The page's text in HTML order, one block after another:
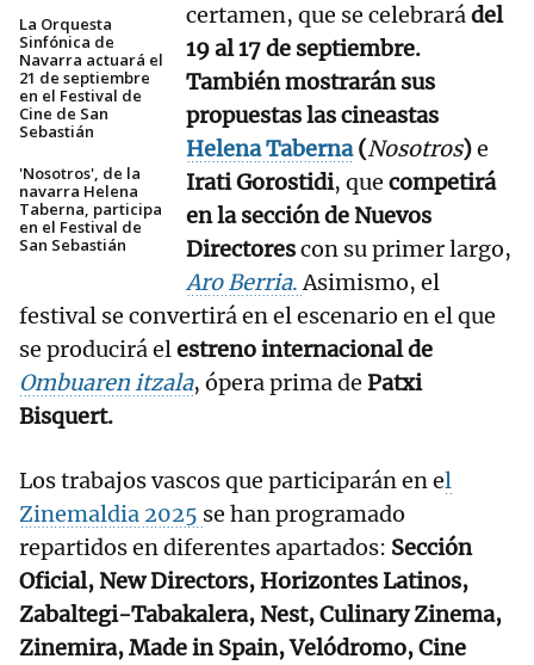
La Orquesta
Sinfónica de
Navarra actuará el
21 de septiembre
en el Festival de
Cine de San
Sebastián
'Nosotros', de la
navarra Helena
Taberna, participa
en el Festival de
San Sebastián
certamen, que se celebrarádel
19 al 17 de septiembre.
También mostrarán sus
propuestas las cineastas
Helena Taberna(Nosotros)e
Irati Gorostidi, que competirá
en la sección de Nuevos
Directorescon su primer largo,
Aro Berria.Asimismo, el
festival se convertirá en el escenario en el que
se producirá elestreno internacional de
Ombuaren itzala, ópera prima de Patxi
Bisquert.
Los trabajos vascos que participarán en el
Zinemaldia 2025 se han programado
repartidos en diferentes apartados: Sección
Oficial, New Directors, Horizontes Latinos,
Zabaltegi-Tabakalera, Nest, Culinary Zinema,
Zinemira, Made in Spain, Velódromo, Cine